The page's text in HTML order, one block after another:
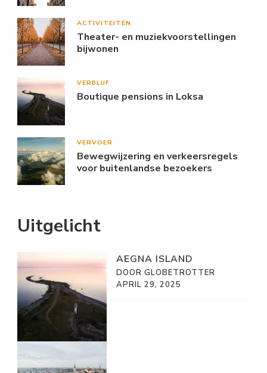
ACTIVITEITEN
Theater- en muziekvoorstellingen
bijwonen
VERBLIJF
Boutique pensions in Loksa
VERVOER
Bewegwijzering en verkeersregels
voor buitenlandse bezoekers
Uitgelicht
AEGNA ISLAND
DOOR GLOBETROTTER
APRIL 29, 2025